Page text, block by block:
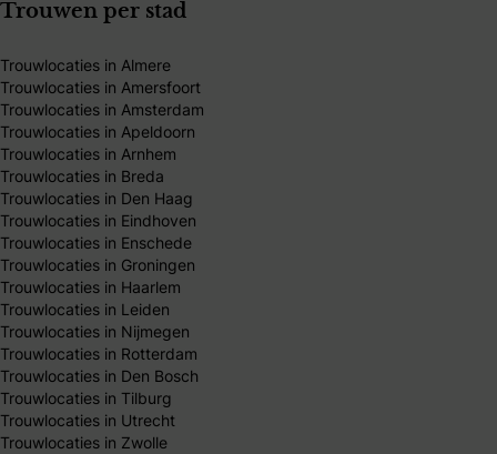
Trouwen per stad
Trouwlocaties in Almere
Trouwlocaties in Amersfoort
Trouwlocaties in Amsterdam
Trouwlocaties in Apeldoorn
Trouwlocaties in Arnhem
Trouwlocaties in Breda
Trouwlocaties in Den Haag
Trouwlocaties in Eindhoven
Trouwlocaties in Enschede
Trouwlocaties in Groningen
Trouwlocaties in Haarlem
Trouwlocaties in Leiden
Trouwlocaties in Nijmegen
Trouwlocaties in Rotterdam
Trouwlocaties in Den Bosch
Trouwlocaties in Tilburg
Trouwlocaties in Utrecht
Trouwlocaties in Zwolle